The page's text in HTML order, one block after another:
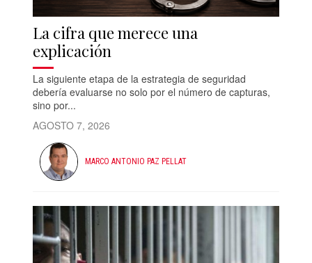
La cifra que merece una
explicación
La siguiente etapa de la estrategia de seguridad
debería evaluarse no solo por el número de capturas,
sino por...
AGOSTO 7, 2026
MARCO ANTONIO PAZ PELLAT